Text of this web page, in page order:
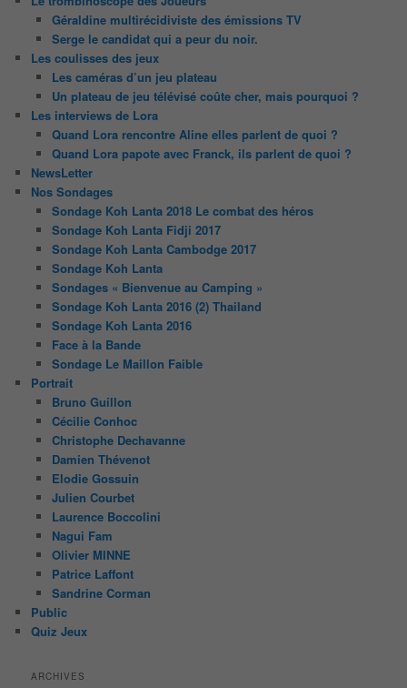
Géraldine multirécidiviste des émissions TV
Serge le candidat qui a peur du noir.
Les coulisses des jeux
Les caméras d’un jeu plateau
Un plateau de jeu télévisé coûte cher, mais pourquoi ?
Les interviews de Lora
Quand Lora rencontre Aline elles parlent de quoi ?
Quand Lora papote avec Franck, ils parlent de quoi ?
NewsLetter
Nos Sondages
Sondage Koh Lanta 2018 Le combat des héros
Sondage Koh Lanta Fidji 2017
Sondage Koh Lanta Cambodge 2017
Sondage Koh Lanta
Sondages « Bienvenue au Camping »
Sondage Koh Lanta 2016 (2) Thailand
Sondage Koh Lanta 2016
Face à la Bande
Sondage Le Maillon Faible
Portrait
Bruno Guillon
Cécilie Conhoc
Christophe Dechavanne
Damien Thévenot
Elodie Gossuin
Julien Courbet
Laurence Boccolini
Nagui Fam
Olivier MINNE
Patrice Laffont
Sandrine Corman
Public
Quiz Jeux
ARCHIVES